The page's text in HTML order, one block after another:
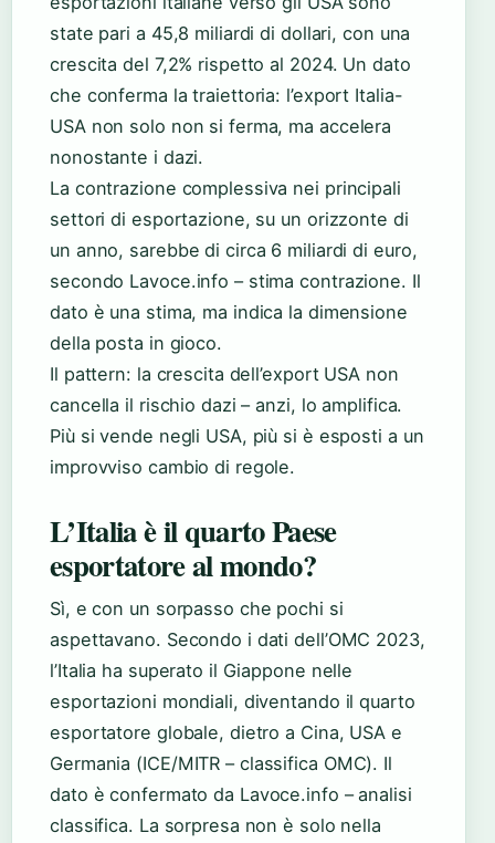
state pari a 45,8 miliardi di dollari, con una
crescita del 7,2% rispetto al 2024. Un dato
che conferma la traiettoria: l’export Italia-
USA non solo non si ferma, ma accelera
nonostante i dazi.
La contrazione complessiva nei principali
settori di esportazione, su un orizzonte di
un anno, sarebbe di circa 6 miliardi di euro,
secondo Lavoce.info – stima contrazione. Il
dato è una stima, ma indica la dimensione
della posta in gioco.
Il pattern: la crescita dell’export USA non
cancella il rischio dazi – anzi, lo amplifica.
Più si vende negli USA, più si è esposti a un
improvviso cambio di regole.
L’Italia è il quarto Paese
esportatore al mondo?
Sì, e con un sorpasso che pochi si
aspettavano. Secondo i dati dell’OMC 2023,
l’Italia ha superato il Giappone nelle
esportazioni mondiali, diventando il quarto
esportatore globale, dietro a Cina, USA e
Germania (ICE/MITR – classifica OMC). Il
dato è confermato da Lavoce.info – analisi
classifica. La sorpresa non è solo nella